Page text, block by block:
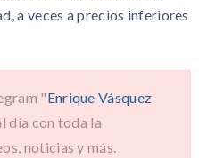
a veces a precios inferiores
"Enrique Vásquez
día con toda la
noticias y más.